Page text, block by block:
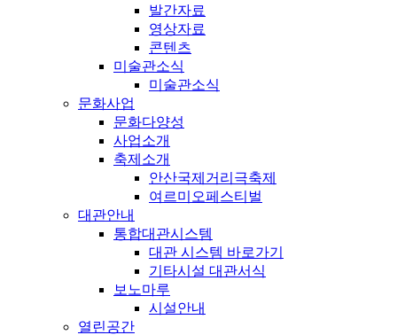
발간자료
영상자료
콘텐츠
미술관소식
미술관소식
문화사업
문화다양성
사업소개
축제소개
안산국제거리극축제
여르미오페스티벌
대관안내
통합대관시스템
대관 시스템 바로가기
기타시설 대관서식
보노마루
시설안내
열린공간